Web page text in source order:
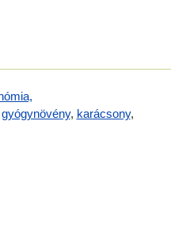
gyógynövény, karácsony,